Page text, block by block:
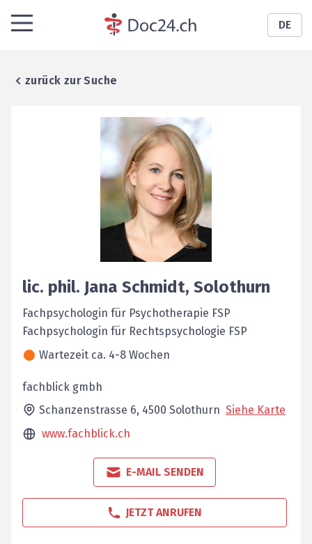
DE
zurück zur Suche
lic. phil. Jana Schmidt, Solothurn
Fachpsychologin für Psychotherapie FSP
Fachpsychologin für Rechtspsychologie FSP
Wartezeit ca. 4-8 Wochen
fachblick gmbh
Schanzenstrasse 6, 4500 Solothurn Siehe Karte
www.fachblick.ch
E-MAIL SENDEN
JETZT ANRUFEN